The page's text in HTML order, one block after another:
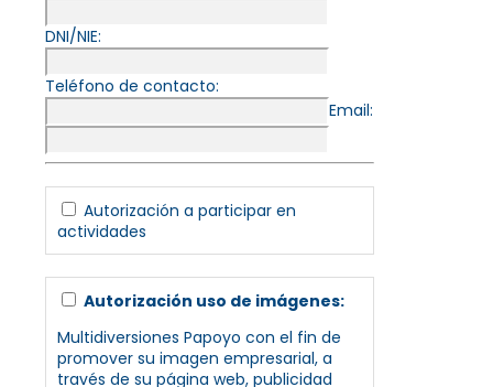
DNI/NIE:
Teléfono de contacto:
Email:
Autorización a participar en
actividades
Autorización uso de imágenes:
Multidiversiones Papoyo con el fin de
promover su imagen empresarial, a
través de su página web, publicidad